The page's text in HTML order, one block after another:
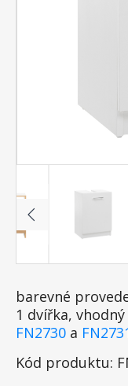
barevné
1 dvířka,
FN2730 a
Kód produktu: